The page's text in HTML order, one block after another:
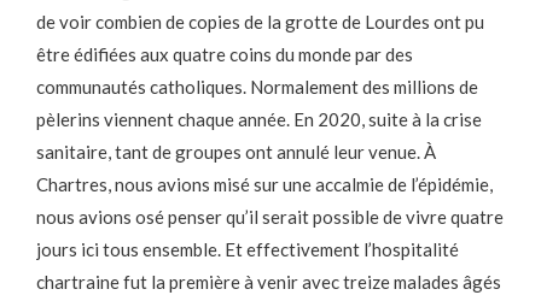
de voir combien de copies de la grotte de Lourdes ont pu
être édifiées aux quatre coins du monde par des
communautés catholiques. Normalement des millions de
pèlerins viennent chaque année. En 2020, suite à la crise
sanitaire, tant de groupes ont annulé leur venue. À
Chartres, nous avions misé sur une accalmie de l’épidémie,
nous avions osé penser qu’il serait possible de vivre quatre
jours ici tous ensemble. Et effectivement l’hospitalité
chartraine fut la première à venir avec treize malades âgés